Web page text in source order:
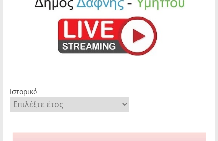
Ιστορικό